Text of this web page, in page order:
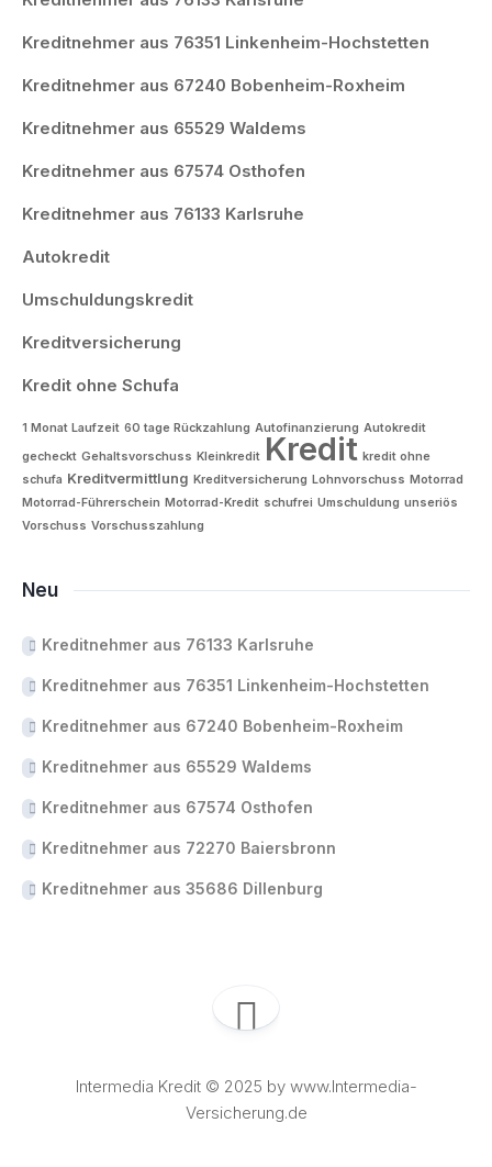
Kreditnehmer aus 76351 Linkenheim-Hochstetten
Kreditnehmer aus 67240 Bobenheim-Roxheim
Kreditnehmer aus 65529 Waldems
Kreditnehmer aus 67574 Osthofen
Kreditnehmer aus 76133 Karlsruhe
Autokredit
Umschuldungskredit
Kreditversicherung
Kredit ohne Schufa
1 Monat Laufzeit 60 tage Rückzahlung Autofinanzierung Autokredit
gecheckt Gehaltsvorschuss Kleinkredit Kredit kredit ohne
schufa Kreditvermittlung Kreditversicherung Lohnvorschuss Motorrad
Motorrad-Führerschein Motorrad-Kredit schufrei Umschuldung unseriös
Vorschuss Vorschusszahlung
Neu
Kreditnehmer aus 76133 Karlsruhe
Kreditnehmer aus 76351 Linkenheim-Hochstetten
Kreditnehmer aus 67240 Bobenheim-Roxheim
Kreditnehmer aus 65529 Waldems
Kreditnehmer aus 67574 Osthofen
Kreditnehmer aus 72270 Baiersbronn
Kreditnehmer aus 35686 Dillenburg
Intermedia Kredit © 2025 by www.Intermedia-
Versicherung.de